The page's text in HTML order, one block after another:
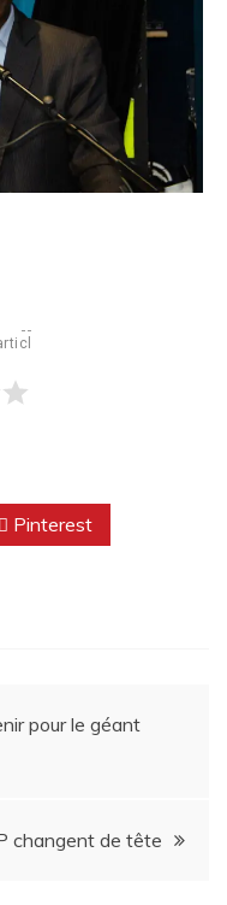
Pinterest
pour le géant
changent de tête